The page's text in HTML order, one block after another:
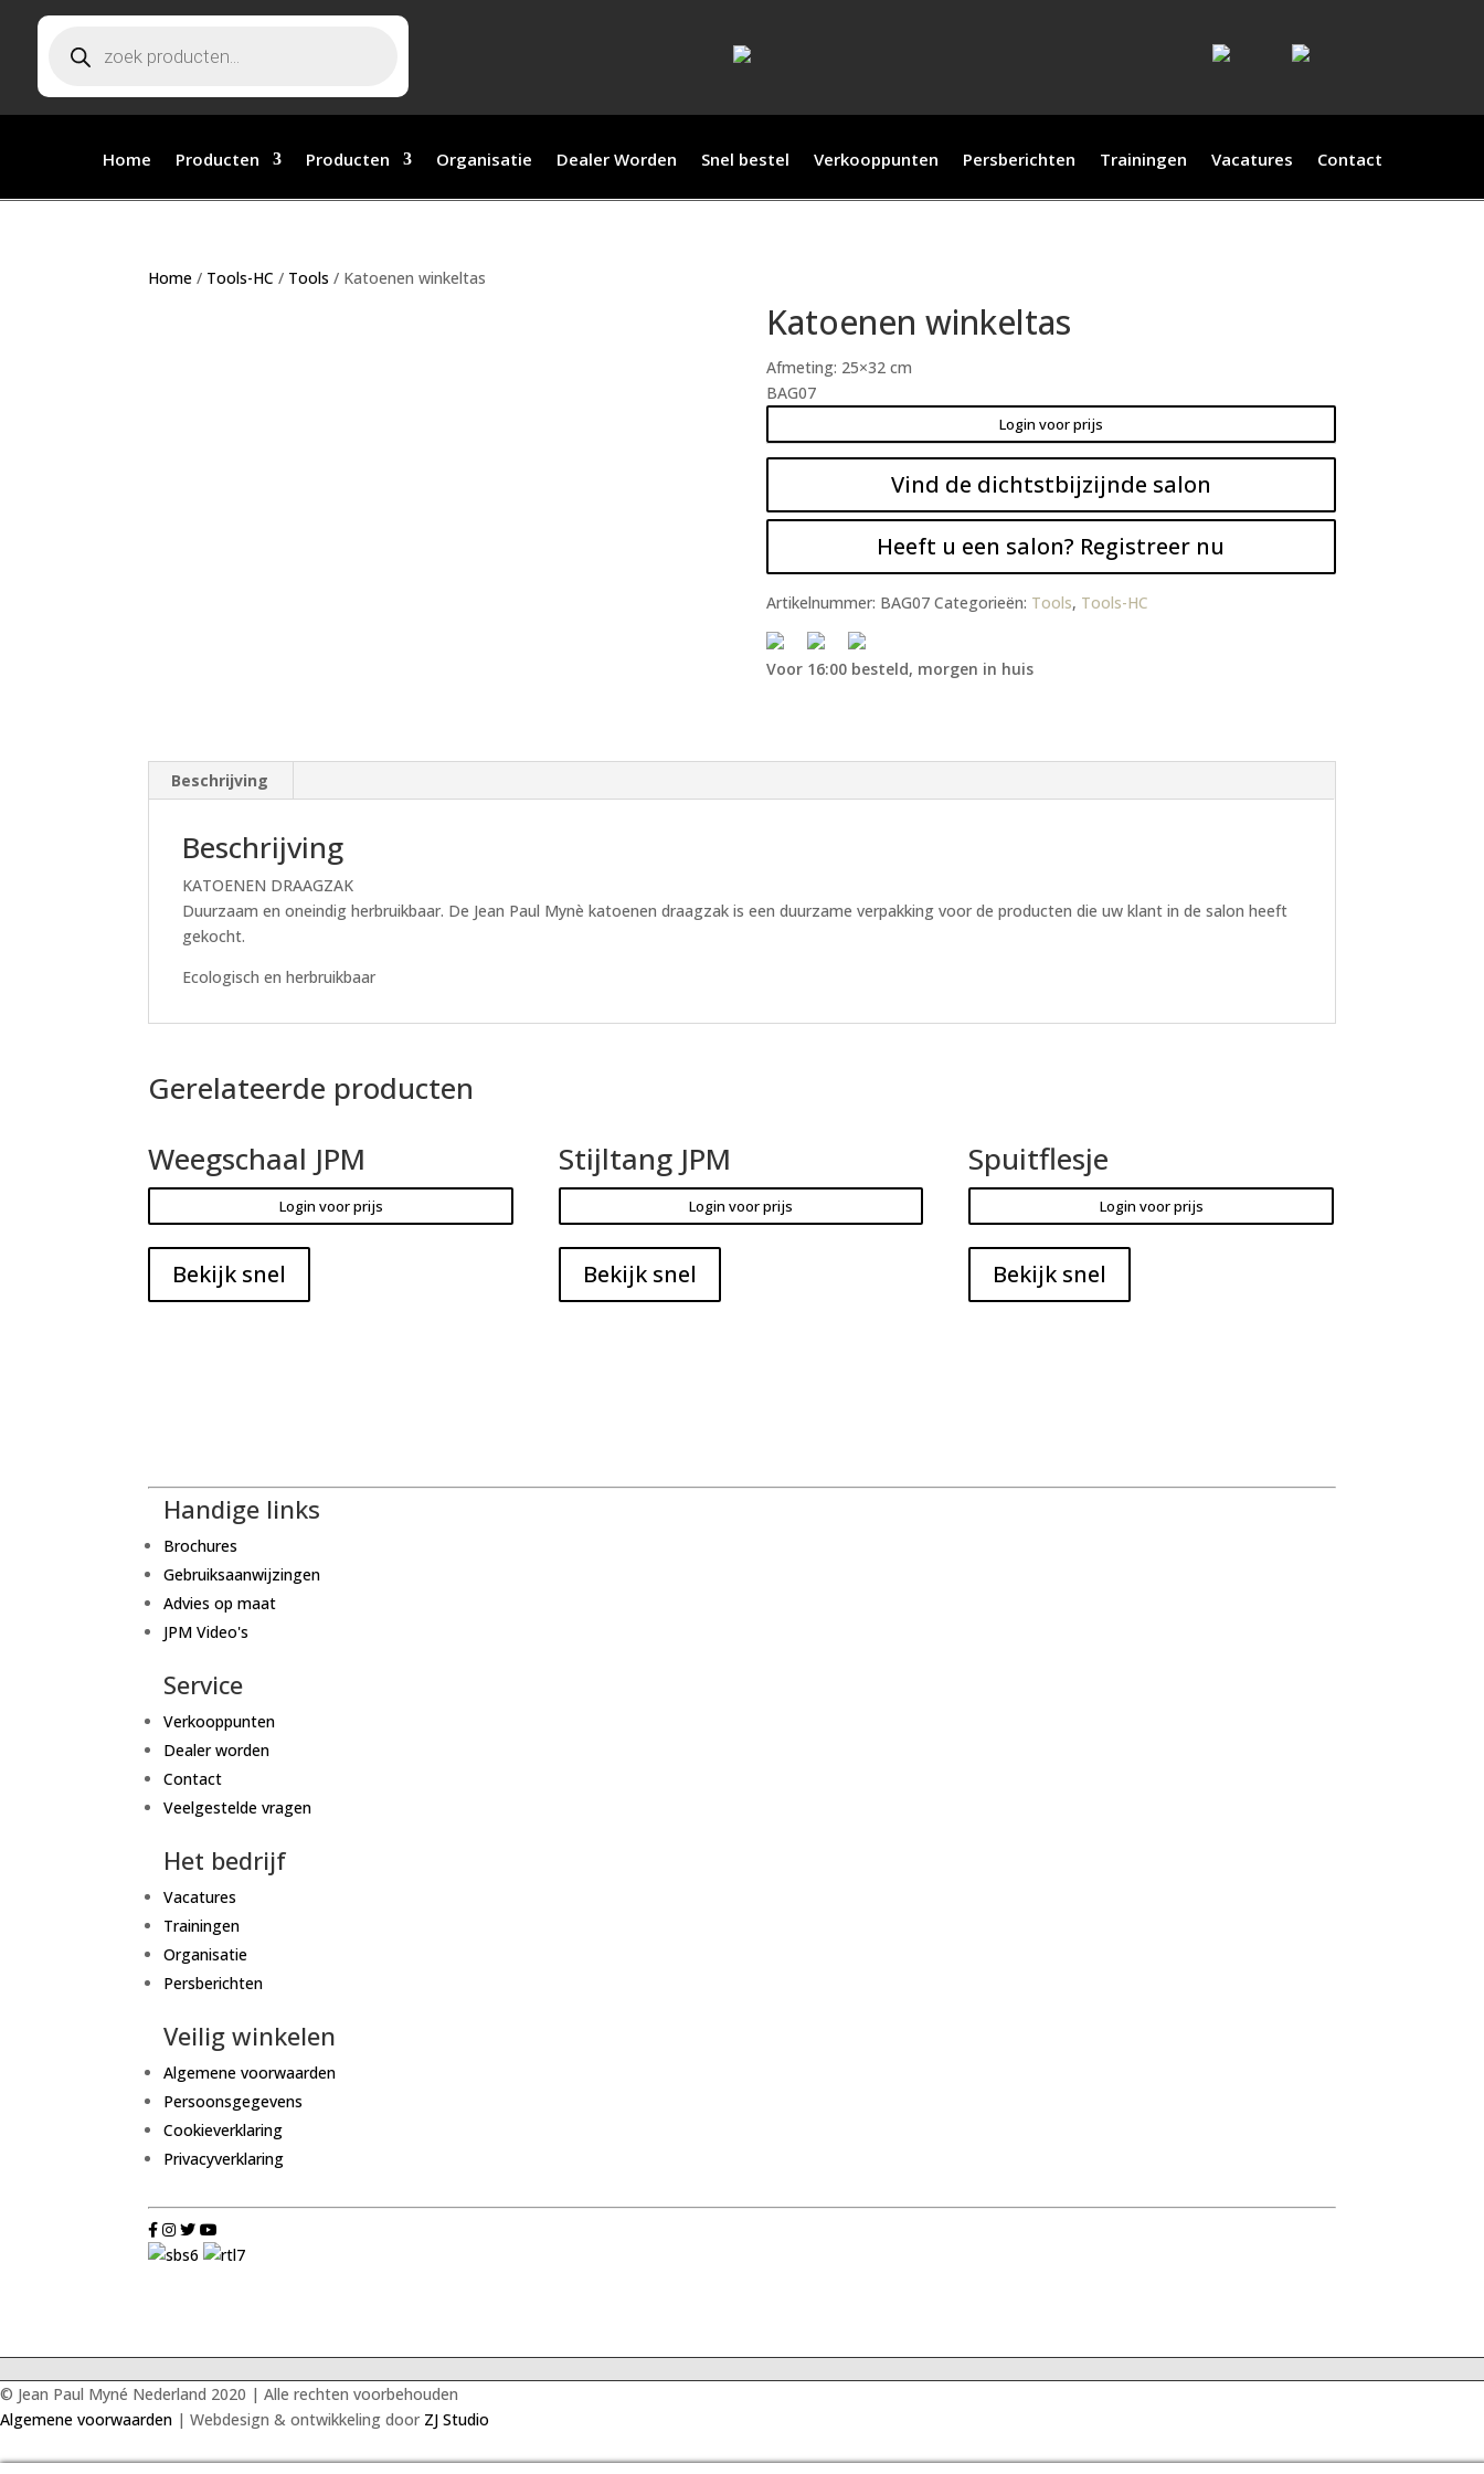
zoeken
Home Producten Producten Organisatie Dealer Worden Snel bestel Verkooppunten Persberichten Trainingen Vacatures Contact
Home / Tools-HC / Tools / Katoenen winkeltas
Katoenen winkeltas
Afmeting: 25×32 cm
BAG07
Login voor prijs
Vind de dichtstbijzijnde salon
Heeft u een salon? Registreer nu
Artikelnummer: BAG07 Categorieën: Tools, Tools-HC
Voor 16:00 besteld, morgen in huis
Beschrijving
Beschrijving
KATOENEN DRAAGZAK
Duurzaam en oneindig herbruikbaar. De Jean Paul Mynè katoenen draagzak is een duurzame verpakking voor de producten die uw klant in de salon heeft
gekocht.
Ecologisch en herbruikbaar
Gerelateerde producten
Weegschaal JPM
Login voor prijs
Bekijk snel
Stijltang JPM
Login voor prijs
Bekijk snel
Spuitflesje
Login voor prijs
Bekijk snel
Handige links
Brochures
Gebruiksaanwijzingen
Advies op maat
JPM Video's
Service
Verkooppunten
Dealer worden
Contact
Veelgestelde vragen
Het bedrijf
Vacatures
Trainingen
Organisatie
Persberichten
Veilig winkelen
Algemene voorwaarden
Persoonsgegevens
Cookieverklaring
Privacyverklaring
© Jean Paul Myné Nederland 2020 | Alle rechten voorbehouden
Algemene voorwaarden | Webdesign & ontwikkeling door ZJ Studio